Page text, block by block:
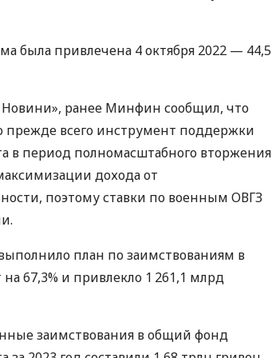
была привлечена 4 октября 2022 — 44,5
Новини», ранее Минфин сообщил, что
всего инструмент поддержки
в период полномасштабного вторжения
дохода от
поэтому ставки по военным ОВГЗ
план по заимствованиям в
67,3% и привлекло 1 261,1 млрд
заимствования в общий фонд